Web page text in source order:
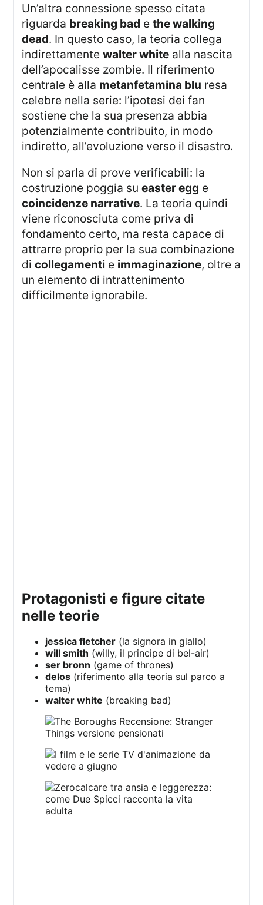
Un’altra connessione spesso citata
riguarda breaking bad ethe walking
dead. In questo caso, la teoria collega
indirettamentewalter white alla nascita
dell’apocalisse zombie. Il riferimento
centrale è alla metanfetamina blu resa
celebre nella serie: l’ipotesi dei fan
sostiene che la sua presenza abbia
potenzialmente contribuito, in modo
indiretto, all’evoluzione verso il disastro.
Non si parla di prove verificabili: la
costruzione poggia sueaster egg e
coincidenze narrative. La teoria quindi
viene riconosciuta come priva di
fondamento certo, ma resta capace di
attrarre proprio per la sua combinazione
dicollegamenti e immaginazione, oltre a
un elemento di intrattenimento
difficilmente ignorabile.
protagonisti e figure citate
nelle teorie
jessica fletcher (la signora in giallo)
will smith (willy, il principe di bel-air)
ser bronn (game of thrones)
delos (riferimento alla teoria sul parco a
tema)
walter white (breaking bad)